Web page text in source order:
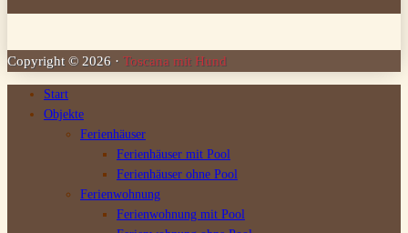
Copyright © 2026 · Toscana mit Hund
Start
Objekte
Ferienhäuser
Ferienhäuser mit Pool
Ferienhäuser ohne Pool
Ferienwohnung
Ferienwohnung mit Pool